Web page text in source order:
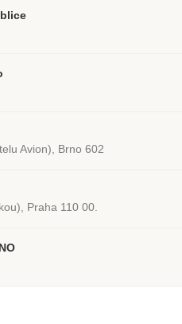
Avion), Brno 602
Praha 110 00.